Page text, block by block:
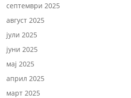
септември 2025
август 2025
јули 2025
јуни 2025
мај 2025
април 2025
март 2025